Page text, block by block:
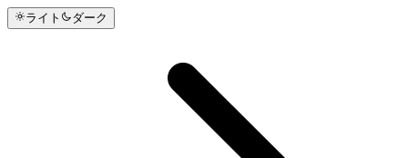
ライト ダーク